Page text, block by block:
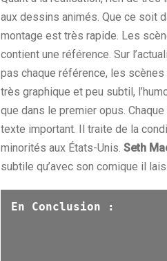
aux dessins animés. Que ce soit
montage est très rapide. Les
contient une référence. Sur
pas chaque référence, les
très graphique et peu subtil,
que dans le premier opus.
texte important. Il traite de la
minorités aux États-Unis. Seth
subtile qu’avec son comique il
En Conclusion :